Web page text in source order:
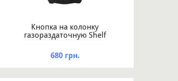
Кнопка на колонку
газораздаточную Shelf
680 грн.